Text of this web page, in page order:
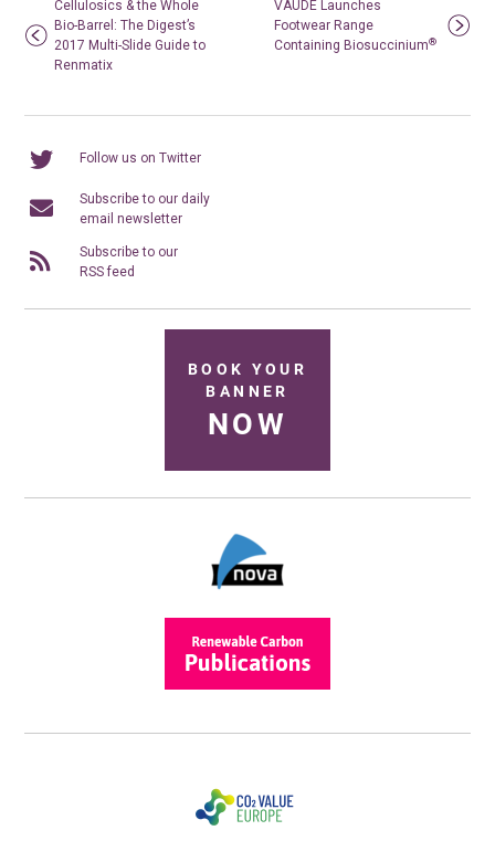
Cellulosics & the Whole
Bio-Barrel: The Digest’s
2017 Multi-Slide Guide to
Renmatix
VAUDE Launches
Footwear Range
Containing Biosuccinium®
Follow us on Twitter
Subscribe to our daily
email newsletter
Subscribe to our
RSS feed
BOOK YOUR
BANNER
NOW